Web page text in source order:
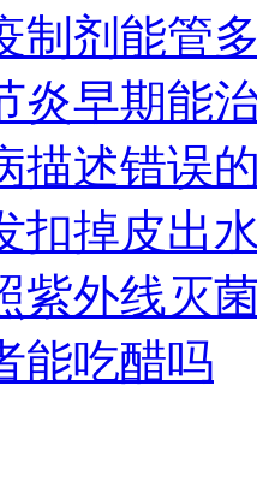
制剂能管
炎早期能
描述错误
扣掉皮出
紫外线灭
能吃醋吗